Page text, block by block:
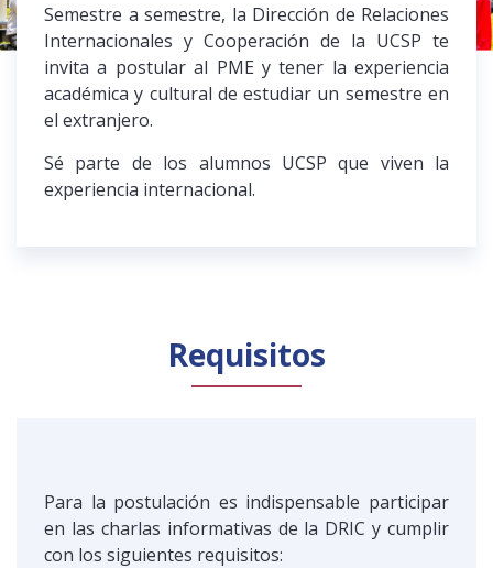
Semestre a semestre, la Dirección de Relaciones
Internacionales y Cooperación de la UCSP te
invita a postular al PME y tener la experiencia
académica y cultural de estudiar un semestre en
el extranjero.
Sé parte de los alumnos UCSP que viven la
experiencia internacional.
Requisitos
Para la postulación es indispensable participar
en las charlas informativas de la DRIC y cumplir
con los siguientes requisitos: